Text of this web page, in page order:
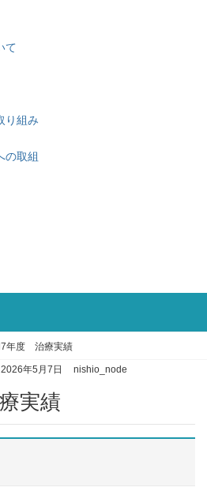
て
り組み
の取組
7年度 治療実績
2026年5月7日 nishio_node
実績